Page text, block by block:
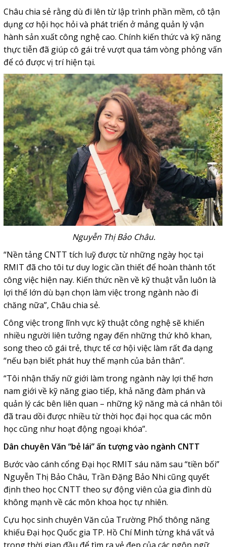
Châu chia sẻ rằng dù đi lên từ lập trình phần mềm, cô tận
dụng cơ hội học hỏi và phát triển ở mảng quản lý vận
hành sản xuất công nghệ cao. Chính kiến thức và kỹ năng
thực tiễn đã giúp cô gái trẻ vượt qua tám vòng phỏng vấn
để có được vị trí hiện tại.
Nguyễn Thị Bảo Châu.
“Nền tảng CNTT tích luỹ được từ những ngày học tại
RMIT đã cho tôi tư duy logic cần thiết để hoàn thành tốt
công việc hiện nay. Kiến thức nền về kỹ thuật vẫn luôn là
lợi thế lớn dù bạn chọn làm việc trong ngành nào đi
chăng nữa”, Châu chia sẻ.
Công việc trong lĩnh vực kỹ thuật công nghệ sẽ khiến
nhiều người liên tưởng ngay đến những thứ khô khan,
song theo cô gái trẻ, thực tế cơ hội việc làm rất đa dạng
“nếu bạn biết phát huy thế mạnh của bản thân”.
“Tôi nhận thấy nữ giới làm trong ngành này lợi thế hơn
nam giới về kỹ năng giao tiếp, khả năng đàm phán và
quản lý các bên liên quan – những kỹ năng mà cá nhân tôi
đã trau dồi được nhiều từ thời học đại học qua các môn
học cũng như hoạt động ngoại khóa”.
Dân chuyên Văn “bẻ lái” ấn tượng vào ngành CNTT
Bước vào cánh cổng Đại học RMIT sáu năm sau “tiền bối”
Nguyễn Thị Bảo Châu, Trần Đặng Bảo Nhi cũng quyết
định theo học CNTT theo sự động viên của gia đình dù
không mạnh về các môn khoa học tự nhiên.
Cựu học sinh chuyên Văn của Trường Phổ thông năng
khiếu Đại học Quốc gia TP. Hồ Chí Minh từng khá vất vả